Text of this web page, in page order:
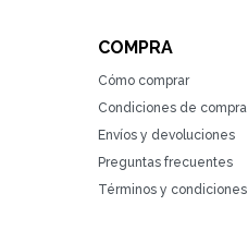
COMPRA
Cómo comprar
Condiciones de compra
Envíos y devoluciones
Preguntas frecuentes
Términos y condiciones